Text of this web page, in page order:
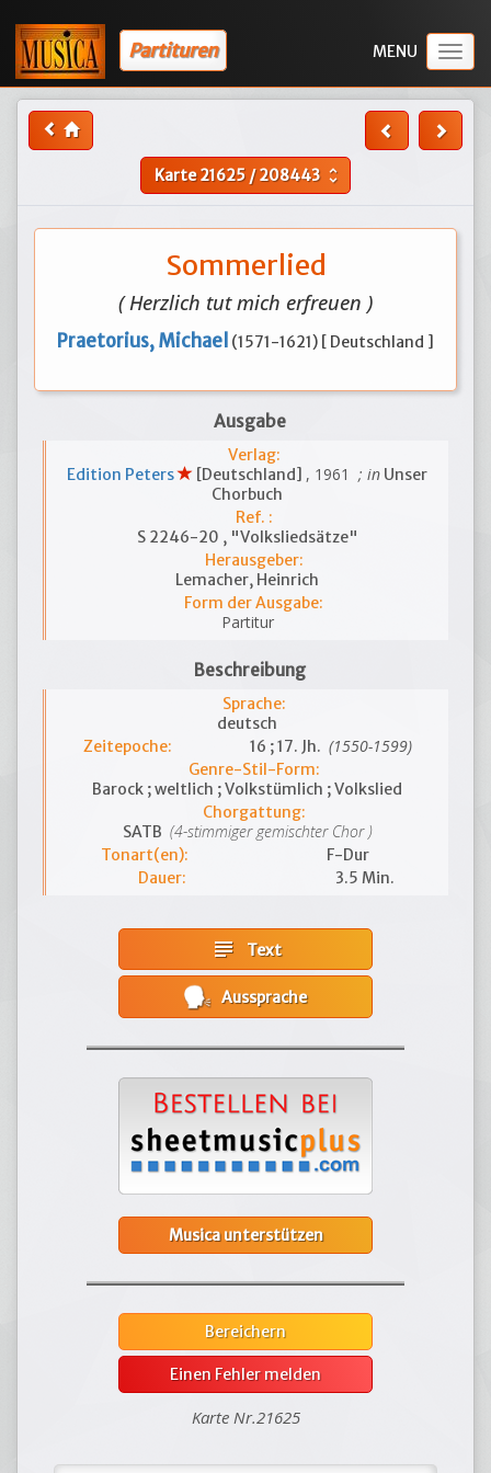
Partituren
Karte21625 /208443 unfold_more
Sommerlied
( Herzlich tut mich erfreuen )
Praetorius, Michael (1571-1621) [ Deutschland ]
Ausgabe
Verlag:
Edition Peters
[Deutschland] , 1961 ; in Unser
Chorbuch
Ref. :
S 2246-20 , "Volksliedsätze"
Herausgeber:
Lemacher, Heinrich
Form der Ausgabe:
Partitur
Beschreibung
Sprache:
deutsch
Zeitepoche:
16 ; 17. Jh. (1550-1599)
Genre-Stil-Form:
Barock ; weltlich ; Volkstümlich ; Volkslied
Chorgattung:
SATB (4-stimmiger gemischter Chor )
Tonart(en):
F-Dur
Dauer:
3.5 Min.
subject Text
Aussprache
Musica unterstützen
Bereichern
Einen Fehler melden
Karte Nr.21625